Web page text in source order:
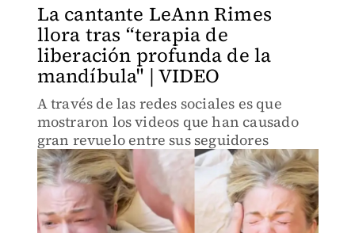
La cantante LeAnn Rimes
llora tras “terapia de
liberación profunda de la
mandíbula" | VIDEO
A través de las redes sociales es que
mostraron los videos que han causado
gran revuelo entre sus seguidores